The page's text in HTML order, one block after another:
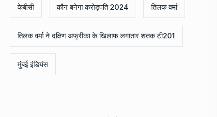
केबीसी कौन बनेगा करोड़पति 2024 तिलक वर्मा
तिलक वर्मा ने दक्षिण अफ्रीका के खिलाफ लगातार शतक टी201
मुंबई इंडियंस